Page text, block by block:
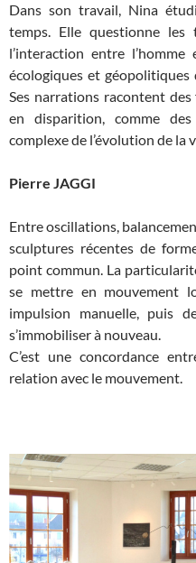
Dans son travail, Nina
temps. Elle questionne
l’interaction entre
écologiques et géopolitiques
Ses narrations racontent des
en disparition, comme
complexe de l’évolution de la
Pierre JAGGI
Entre oscillations,
sculptures récentes de
point commun. La
se mettre en mouvement
impulsion manuelle, puis
s’immobiliser à nouveau.
C’est une concordance
relation avec le mouvement.